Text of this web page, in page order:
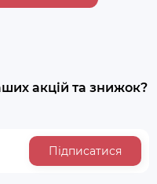
акцій та знижок?
Підписатися